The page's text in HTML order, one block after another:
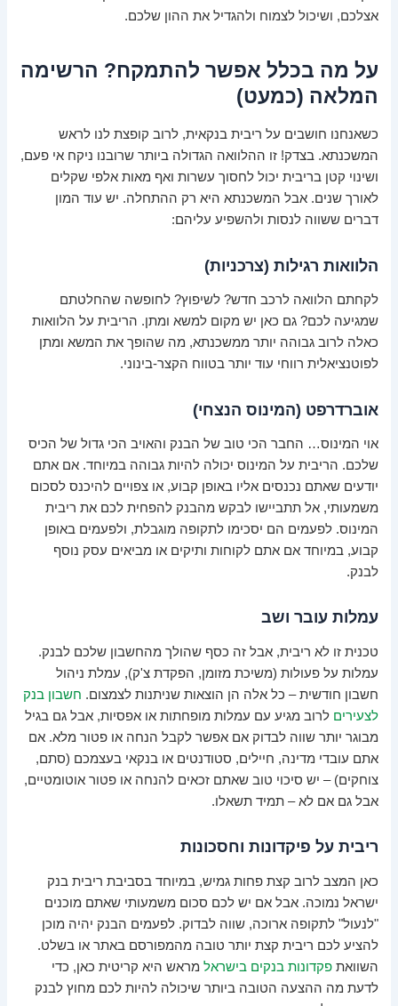
אצלכם, ושיכול לצמוח ולהגדיל את ההון שלכם.
על מה בכלל אפשר להתמקח? הרשימה
המלאה (כמעט)
כשאנחנו חושבים על ריבית בנקאית, לרוב קופצת לנו לראש
המשכנתא. בצדק! זו ההלוואה הגדולה ביותר שרובנו ניקח אי פעם,
ושינוי קטן בריבית יכול לחסוך עשרות ואף מאות אלפי שקלים
לאורך שנים. אבל המשכנתא היא רק ההתחלה. יש עוד המון
דברים ששווה לנסות ולהשפיע עליהם:
הלוואות רגילות (צרכניות)
לקחתם הלוואה לרכב חדש? לשיפוץ? לחופשה שהחלטתם
שמגיעה לכם? גם כאן יש מקום למשא ומתן. הריבית על הלוואות
כאלה לרוב גבוהה יותר ממשכנתא, מה שהופך את המשא ומתן
לפוטנציאלית רווחי עוד יותר בטווח הקצר-בינוני.
אוברדרפט (המינוס הנצחי)
אוי המינוס… החבר הכי טוב של הבנק והאויב הכי גדול של הכיס
שלכם. הריבית על המינוס יכולה להיות גבוהה במיוחד. אם אתם
יודעים שאתם נכנסים אליו באופן קבוע, או צפויים להיכנס לסכום
משמעותי, אל תתביישו לבקש מהבנק להפחית לכם את ריבית
המינוס. לפעמים הם יסכימו לתקופה מוגבלת, ולפעמים באופן
קבוע, במיוחד אם אתם לקוחות ותיקים או מביאים עסק נוסף
לבנק.
עמלות עובר ושב
טכנית זו לא ריבית, אבל זה כסף שהולך מהחשבון שלכם לבנק.
עמלות על פעולות (משיכת מזומן, הפקדת צ'ק), עמלת ניהול
חשבון חודשית – כל אלה הן הוצאות שניתנות לצמצום. חשבון בנק
לצעירים לרוב מגיע עם עמלות מופחתות או אפסיות, אבל גם בגיל
מבוגר יותר שווה לבדוק אם אפשר לקבל הנחה או פטור מלא. אם
אתם עובדי מדינה, חיילים, סטודנטים או בנקאי בעצמכם (סתם,
צוחקים) – יש סיכוי טוב שאתם זכאים להנחה או פטור אוטומטיים,
אבל גם אם לא – תמיד תשאלו.
ריבית על פיקדונות וחסכונות
כאן המצב לרוב קצת פחות גמיש, במיוחד בסביבת ריבית בנק
ישראל נמוכה. אבל אם יש לכם סכום משמעותי שאתם מוכנים
"לנעול" לתקופה ארוכה, שווה לבדוק. לפעמים הבנק יהיה מוכן
להציע לכם ריבית קצת יותר טובה מהמפורסם באתר או בשלט.
השוואתפקדונות בנקים בישראל מראש היא קריטית כאן, כדי
לדעת מה ההצעה הטובה ביותר שיכולה להיות לכם מחוץ לבנק